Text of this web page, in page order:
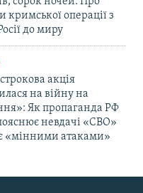
кримської операції з
до миру
акція
на війну на
Як пропаганда РФ
невдачі «СВО»
«мінними атаками»